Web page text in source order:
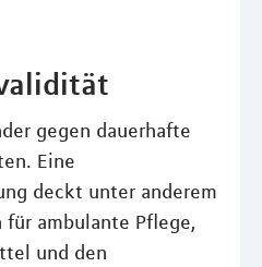
gegen dauerhafte
Eine
deckt unter anderem
ambulante Pflege,
und den